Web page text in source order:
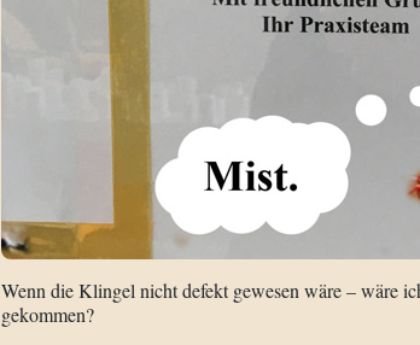
Wenn die Klingel nicht defekt gewesen wäre – wäre
gekommen?